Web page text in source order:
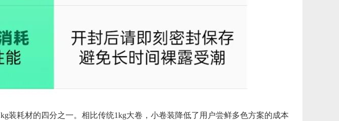
装耗材的四分之一。相比传统1kg大卷，小卷装降低了用户尝鲜多色方案的成本